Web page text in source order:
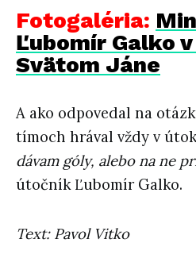
Fotogaléria:
Ľubomír Galko
Svätom Jáne
A ako odpovedal na
tímoch hrával vždy v
dávam góly, alebo na ne
útočník Ľubomír Galko.
Text: Pavol Vitko